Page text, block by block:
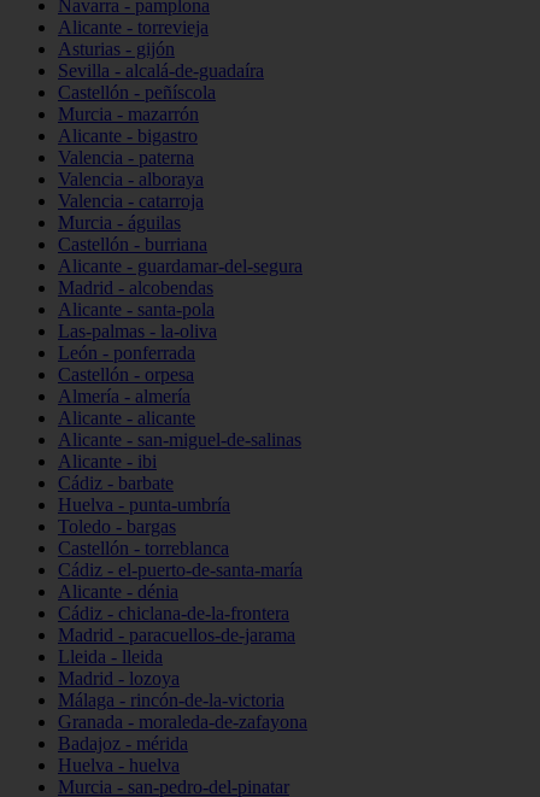
Navarra - pamplona
Alicante - torrevieja
Asturias - gijón
Sevilla - alcalá-de-guadaíra
Castellón - peñíscola
Murcia - mazarrón
Alicante - bigastro
Valencia - paterna
Valencia - alboraya
Valencia - catarroja
Murcia - águilas
Castellón - burriana
Alicante - guardamar-del-segura
Madrid - alcobendas
Alicante - santa-pola
Las-palmas - la-oliva
León - ponferrada
Castellón - orpesa
Almería - almería
Alicante - alicante
Alicante - san-miguel-de-salinas
Alicante - ibi
Cádiz - barbate
Huelva - punta-umbría
Toledo - bargas
Castellón - torreblanca
Cádiz - el-puerto-de-santa-maría
Alicante - dénia
Cádiz - chiclana-de-la-frontera
Madrid - paracuellos-de-jarama
Lleida - lleida
Madrid - lozoya
Málaga - rincón-de-la-victoria
Granada - moraleda-de-zafayona
Badajoz - mérida
Huelva - huelva
Murcia - san-pedro-del-pinatar